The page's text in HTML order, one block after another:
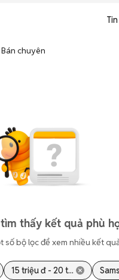
năng thực tế của máy so
bên có thể chủ động thỏa
chốt giao dịch nhanh chóng
Bán chuyên
thấy kết quả phù
số bộ lọc để xem nhiều kết
15 triệu đ - 20 t...